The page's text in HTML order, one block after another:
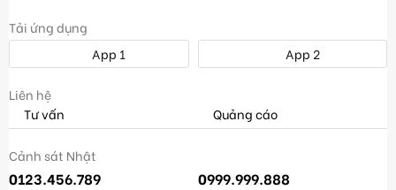
Tải ứng dụng
App 1
App 2
Liên hệ
Tư vấn
Quảng cáo
Cảnh sát Nhật
0123.456.789 0999.999.888